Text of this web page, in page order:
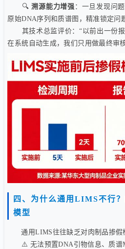
🔍溯源能力增强 ：一旦发现问
原始DNA序列和质谱图，精准锁定问
其技术总监评价：“以前出一份报
在系统自动生成，我们只用做最终审
四、为什么通用LIMS不行
模型
通用LIMS往往缺乏对肉制品掺假
⚠️ 无法预置DNA引物信息、质谱